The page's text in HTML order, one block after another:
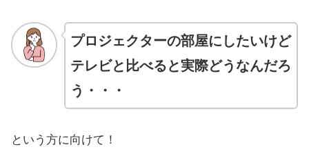
プロジェクターの部屋にしたいけど
テレビと 比べると実際どうなんだろ
う・・・
という方に向けて！